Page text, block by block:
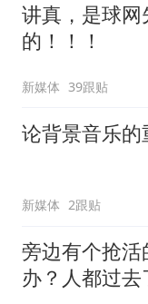
讲真，是球网
的！！！
新媒体 39跟贴
论背景音乐的
新媒体 2跟贴
旁边有个抢
办？人都过去